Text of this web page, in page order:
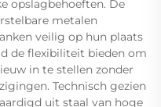
opslagbehoeften. De
metalen
veilig op hun plaats
de flexibiliteit bieden om
in te stellen zonder
Technisch gezien
uit staal van hoge